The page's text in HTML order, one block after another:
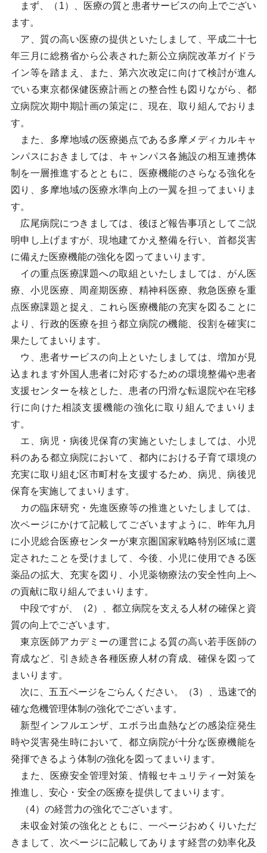
まず、（1）、医療の質と患者サービスの向上でござい
ます。
ア、質の高い医療の提供といたしまして、平成二十七
年三月に総務省から公表された新公立病院改革ガイドラ
イン等を踏まえ、また、第六次改定に向けて検討が進ん
でいる東京都保健医療計画との整合性も図りながら、都
立病院次期中期計画の策定に、現在、取り組んでおりま
す。
また、多摩地域の医療拠点である多摩メディカルキャ
ンパスにおきましては、キャンパス各施設の相互連携体
制を一層推進するとともに、医療機能のさらなる強化を
図り、多摩地域の医療水準向上の一翼を担ってまいりま
す。
広尾病院につきましては、後ほど報告事項としてご説
明申し上げますが、現地建てかえ整備を行い、首都災害
に備えた医療機能の強化を図ってまいります。
イの重点医療課題への取組といたしましては、がん医
療、小児医療、周産期医療、精神科医療、救急医療を重
点医療課題と捉え、これら医療機能の充実を図ることに
より、行政的医療を担う都立病院の機能、役割を確実に
果たしてまいります。
ウ、患者サービスの向上といたしましては、増加が見
込まれます外国人患者に対応するための環境整備や患者
支援センターを核とした、患者の円滑な転退院や在宅移
行に向けた相談支援機能の強化に取り組んでまいりま
す。
エ、病児・病後児保育の実施といたしましては、小児
科のある都立病院において、都内における子育て環境の
充実に取り組む区市町村を支援するため、病児、病後児
保育を実施してまいります。
カの臨床研究・先進医療等の推進といたしましては、
次ページにかけて記載してございますように、昨年九月
に小児総合医療センターが東京圏国家戦略特別区域に選
定されたことを受けまして、今後、小児に使用できる医
薬品の拡大、充実を図り、小児薬物療法の安全性向上へ
の貢献に取り組んでまいります。
中段ですが、（2）、都立病院を支える人材の確保と資
質の向上でございます。
東京医師アカデミーの運営による質の高い若手医師の
育成など、引き続き各種医療人材の育成、確保を図って
まいります。
次に、五五ページをごらんください。（3）、迅速で的
確な危機管理体制の強化でございます。
新型インフルエンザ、エボラ出血熱などの感染症発生
時や災害発生時において、都立病院が十分な医療機能を
発揮できるよう体制の強化を図ってまいります。
また、医療安全管理対策、情報セキュリティー対策を
推進し、安心・安全の医療を提供してまいります。
（4）の経営力の強化でございます。
未収金対策の強化とともに、一ページおめくりいただ
きまして、次ページに記載してあります経営の効率化及